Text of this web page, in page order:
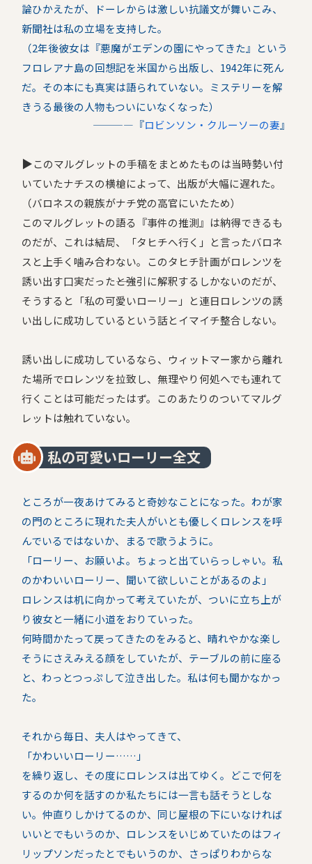
論ひかえたが、ドーレからは激しい抗議文が舞いこみ、
新聞社は私の立場を支持した。
（2年後彼女は『悪魔がエデンの園にやってきた』という
フロレアナ島の回想記を米国から出版し、1942年に死ん
だ。その本にも真実は語られていない。ミステリーを解
きうる最後の人物もついにいなくなった）
――――『ロビンソン・クルーソーの妻』
▶︎このマルグレットの手稿をまとめたものは当時勢い付
いていたナチスの横槍によって、出版が大幅に遅れた。
（バロネスの親族がナチ党の高官にいたため）
このマルグレットの語る『事件の推測』は納得できるも
のだが、これは結局、「タヒチへ行く」と言ったバロネ
スと上手く噛み合わない。このタヒチ計画がロレンツを
誘い出す口実だった――と強引に解釈するしかないのだが、
そうすると「私の可愛いローリー」と連日ロレンツの誘
い出しに成功しているという話とイマイチ整合しない。
誘い出しに成功しているなら、ウィットマー家から離れ
た場所でロレンツを拉致し、無理やり何処へでも連れて
行くことは可能だったはず。このあたりのついてマルグ
レットは触れていない。
私の可愛いローリー全文
ところが一夜あけてみると奇妙なことになった。わが家
の門のところに現れた夫人がいとも優しくロレンスを呼
んでいるではないか、まるで歌うように。
「ローリー、お願いよ。ちょっと出ていらっしゃい。私
のかわいいローリー、聞いて欲しいことがあるのよ」
ロレンスは机に向かって考えていたが、ついに立ち上が
り彼女と一緒に小道をおりていった。
何時間かたって戻ってきたのをみると、晴れやかな楽し
そうにさえみえる顔をしていたが、テーブルの前に座る
と、わっとつっぷして泣き出した。私は何も聞かなかっ
た。
それから毎日、夫人はやってきて、
「かわいいローリー……」
を繰り返し、その度にロレンスは出てゆく。どこで何を
するのか何を話すのか私たちには一言も話そうとしな
い。仲直りしかけてるのか、同じ屋根の下にいなければ
いいとでもいうのか、ロレンスをいじめていたのはフィ
リップソンだったとでもいうのか、さっぱりわからな